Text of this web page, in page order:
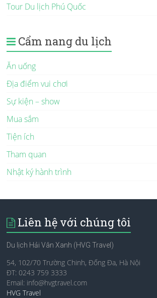
Tour Du lịch Phú Quốc
Cẩm nang du lịch
Ăn uống
Địa điểm vui chơi
Sự kiện – show
Mua sắm
Tiện ích
Tham quan
Nhật ký hành trình
Liên hệ với chúng tôi
Du lịch Hải Vân Xanh (HVG Travel)
54, 102/70 Trường Chinh, Đống Đa, Hà Nội
ĐT: 0243 759 3333
Email: info@hvgtravel.com
HVG Travel